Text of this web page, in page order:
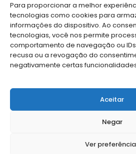
Para proporcionar a melhor
tecnologias como cookies para
informações do dispositivo. Ao
tecnologias, você nos permite
comportamento de navegação ou
recusa ou a revogação do
negativamente certas
Aceitar
Negar
Ver
AGENDA
SERVIÇOS
FILIADAS
FALE
Solicite Apoio Institucional da